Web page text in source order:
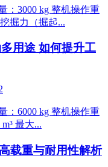
：3000 kg 整机操作重
掘力（掘起...
用途 如何提升工
：6000 kg 整机操作重
最大...
载重与耐用性解析